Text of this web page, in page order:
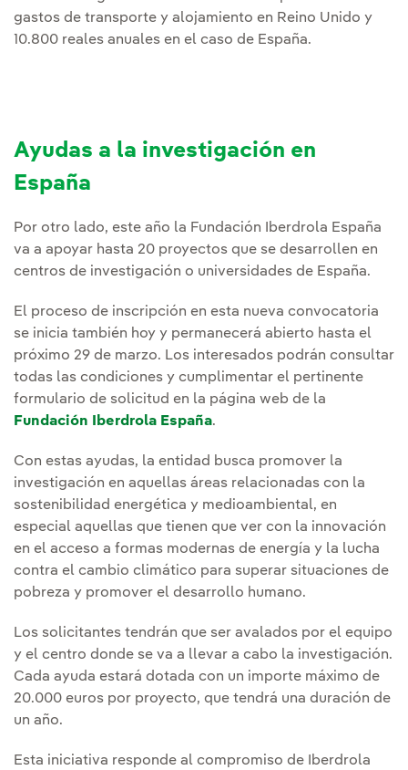
gastos de transporte y alojamiento en Reino Unido y
10.800 reales anuales en el caso de España.
Ayudas a la investigación en
España
Por otro lado, este año la Fundación Iberdrola España
va a apoyar hasta 20 proyectos que se desarrollen en
centros de investigación o universidades de España.
El proceso de inscripción en esta nueva convocatoria
se inicia también hoy y permanecerá abierto hasta el
próximo 29 de marzo. Los interesados podrán consultar
todas las condiciones y cumplimentar el pertinente
formulario de solicitud en la página web de la
Fundación Iberdrola España.
Con estas ayudas, la entidad busca promover la
investigación en aquellas áreas relacionadas con la
sostenibilidad energética y medioambiental, en
especial aquellas que tienen que ver con la innovación
en el acceso a formas modernas de energía y la lucha
contra el cambio climático para superar situaciones de
pobreza y promover el desarrollo humano.
Los solicitantes tendrán que ser avalados por el equipo
y el centro donde se va a llevar a cabo la investigación.
Cada ayuda estará dotada con un importe máximo de
20.000 euros por proyecto, que tendrá una duración de
un año.
Esta iniciativa responde al compromiso de Iberdrola